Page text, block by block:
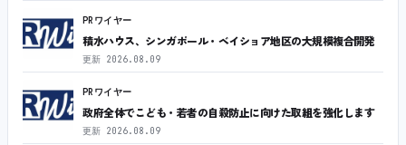
PRワイヤー
積水ハウス、シンガポール・ベイショア地区の大規模複合開発
更新 2026.08.09
PRワイヤー
政府全体でこども・若者の自殺防止に向けた取組を強化します
更新 2026.08.09